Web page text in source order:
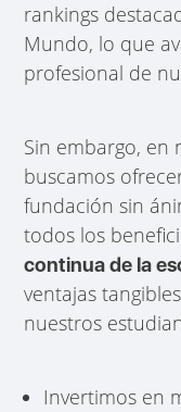
rankings
Mundo, lo que
profesional de
Sin embargo, en
buscamos
fundación sin
todos los
continua de la
ventajas
nuestros
Invertimos en